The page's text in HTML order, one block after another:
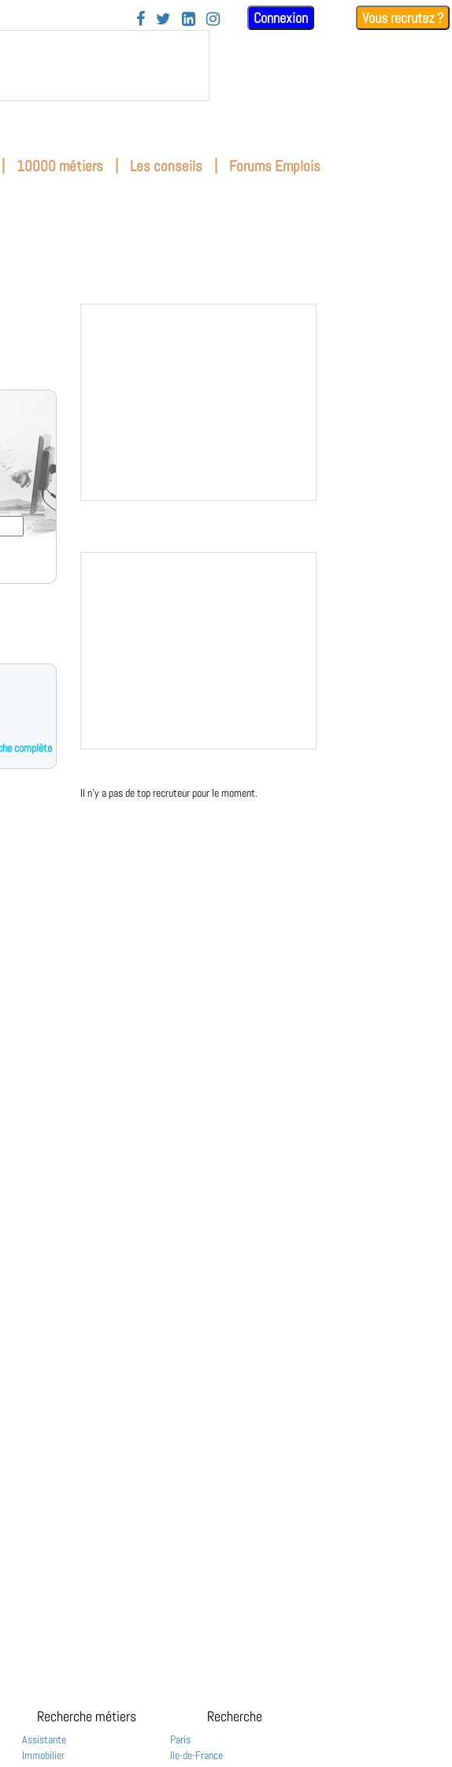
    Connexion Vous recrutez ?
| 10000 métiers | Les conseils | Forums Emplois
complète
Il n'y a pas de top recruteur pour le moment.
Recherche métiers
Assistante
Immobilier
Recherche
Paris
Ile-de-France